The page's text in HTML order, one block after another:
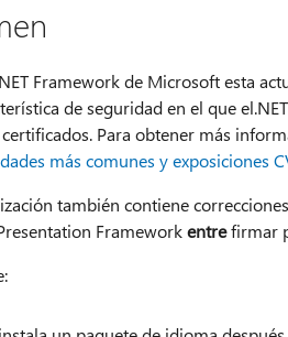
Framework de Microsoft esta
de seguridad en el que
Para obtener más
más comunes y exposiciones
también contiene
Frameworkentrefirmar